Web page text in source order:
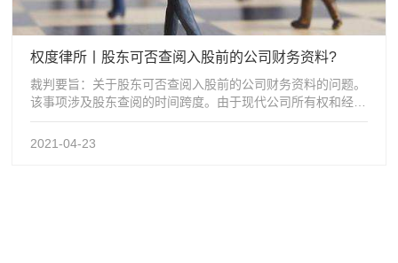
权度律所丨股东可否查阅入股前的公司财务资料?
裁判要旨：关于股东可否查阅入股前的公司财务资料的问题。
该事项涉及股东查阅的时间跨度。由于现代公司所有权和经营
权分离使股东在一定程序上脱离了公...
2021-04-23